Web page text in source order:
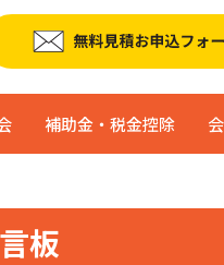
補助金・税金控除
板